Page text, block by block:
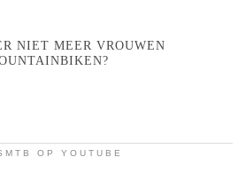
NIET MEER VROUWEN
OP YOUTUBE